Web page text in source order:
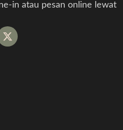
in atau pesan online lewat